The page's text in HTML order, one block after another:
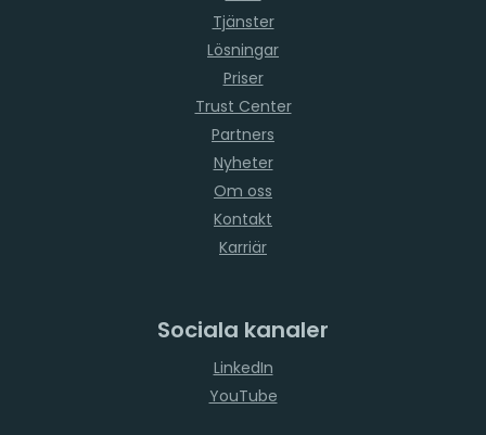
Tjänster
Lösningar
Priser
Trust Center
Partners
Nyheter
Om oss
Kontakt
Karriär
Sociala kanaler
LinkedIn
YouTube